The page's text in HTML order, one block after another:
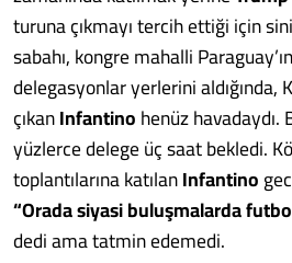
turuna çıkmayı tercih ettiği için
sabahı, kongre mahalli
delegasyonlar yerlerini aldığında,
çıkanInfantinohenüz
yüzlerce delege üç saat bekledi.
toplantılarına katılanInfantino
“Orada siyasi buluşmalarda
dedi ama tatmin edemedi.